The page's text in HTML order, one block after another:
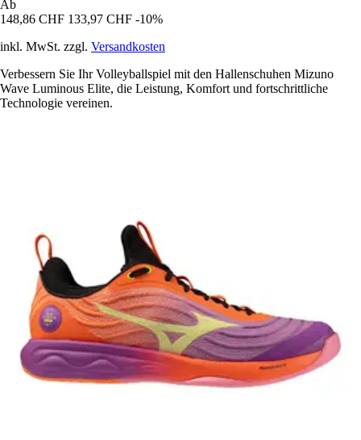
Ab
148,86 CHF 133,97 CHF -10%
inkl. MwSt. zzgl. Versandkosten
Verbessern Sie Ihr Volleyballspiel mit den Hallenschuhen Mizuno
Wave Luminous Elite, die Leistung, Komfort und fortschrittliche
Technologie vereinen.